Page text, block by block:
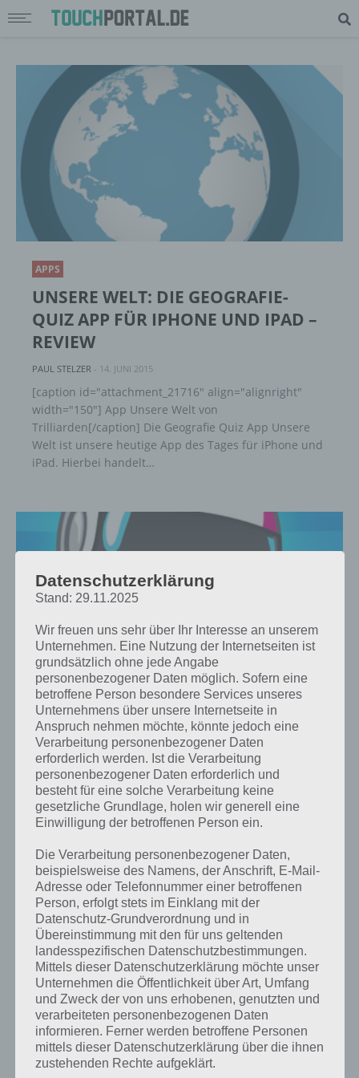
APPS
UNSERE WELT: DIE GEOGRAFIE-
QUIZ APP FÜR IPHONE UND IPAD –
REVIEW
PAUL STELZER - 14. JUNI 2015
[caption id="attachment_21716" align="alignright"
width="150"] App Unsere Welt von
Trilliarden[/caption] Die Geografie Quiz App Unsere
Welt ist unsere heutige App des Tages für iPhone und
iPad. Hierbei handelt…
APPS
ROVERCRAFT RACING: BAUE
DEINEN ROVER UND KOMME SO
WEIT WIE MÖGLICH
PAUL STELZER 27. MAI 2015
width="150"] RoverCraft Racing von Mobirate
Studio[/caption] In der App RoverCraft Racing musst
du zunächst deinen eigenen Wagen, einen Rover
bauen, um mit diesem so…
Datenschutzerklärung
Stand: 29.11.2025
Wir freuen uns sehr über Ihr Interesse an unserem
Unternehmen. Eine Nutzung der Internetseiten ist
grundsätzlich ohne jede Angabe
personenbezogener Daten möglich. Sofern eine
betroffene Person besondere Services unseres
Unternehmens über unsere Internetseite in
Anspruch nehmen möchte, könnte jedoch eine
Verarbeitung personenbezogener Daten
erforderlich werden. Ist die Verarbeitung
personenbezogener Daten erforderlich und
besteht für eine solche Verarbeitung keine
gesetzliche Grundlage, holen wir generell eine
Einwilligung der betroffenen Person ein.
Die Verarbeitung personenbezogener Daten,
beispielsweise des Namens, der Anschrift, E-Mail-
Adresse oder Telefonnummer einer betroffenen
Person, erfolgt stets im Einklang mit der
Datenschutz-Grundverordnung und in
Übereinstimmung mit den für uns geltenden
landesspezifischen Datenschutzbestimmungen.
Mittels dieser Datenschutzerklärung möchte unser
Unternehmen die Öffentlichkeit über Art, Umfang
und Zweck der von uns erhobenen, genutzten und
verarbeiteten personenbezogenen Daten
informieren. Ferner werden betroffene Personen
mittels dieser Datenschutzerklärung über die ihnen
zustehenden Rechte aufgeklärt.